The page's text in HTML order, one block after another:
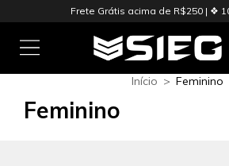
Frete Grátis acima de R$250 | ❖
Início > Feminino
Feminino